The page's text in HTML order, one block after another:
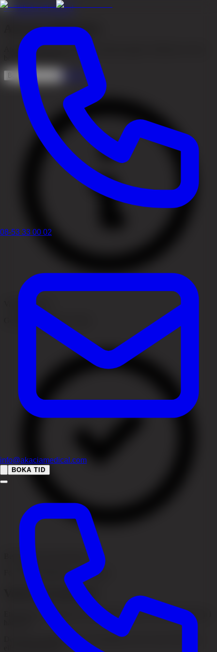
08-53 33 00 02
info@akaciamedical.com
BOKA TID
←Tillbaka till tillstånd
Aterom i hårbotten
Aterom är en cysta i huden som ibland uppstår i hårbotten och kan
Boka konsultation Se priser
Vanligt tillstånd
Godartad förändring i huden
Bedömning rekommenderas
För rätt handläggning och trygghet
Vad är ett aterom?
Ett aterom är en talgcysta som uppstår i huden och kan förekomma i
De flesta är godartade men bör bedömas om de växer, blir ömma